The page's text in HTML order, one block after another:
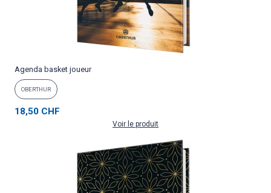
Agenda basket joueur
OBERTHUR
18,50 CHF
Voir le produit